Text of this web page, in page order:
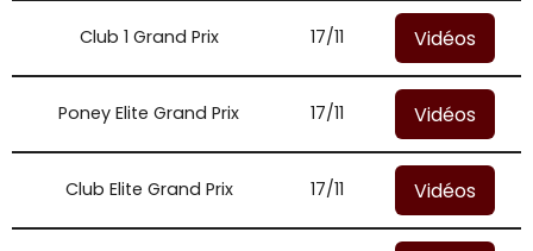
Club 1 Grand Prix 17/11 Vidéos
Poney Elite Grand Prix 17/11 Vidéos
Club Elite Grand Prix 17/11 Vidéos